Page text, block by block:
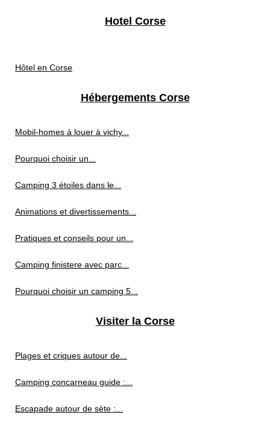
Hotel Corse
Hôtel en Corse
Hébergements Corse
Mobil-homes à louer à vichy...
Pourquoi choisir un...
Camping 3 étoiles dans le...
Animations et divertissements...
Pratiques et conseils pour un...
Camping finistere avec parc...
Pourquoi choisir un camping 5...
Visiter la Corse
Plages et criques autour de...
Camping concarneau guide :...
Escapade autour de sète :...